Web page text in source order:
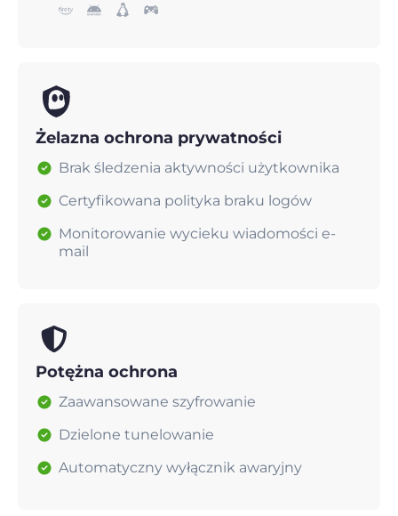
Żelazna ochrona prywatności
Brak śledzenia aktywności użytkownika
Certyfikowana polityka braku logów
Monitorowanie wycieku wiadomości e-
mail
Potężna ochrona
Zaawansowane szyfrowanie
Dzielone tunelowanie
Automatyczny wyłącznik awaryjny